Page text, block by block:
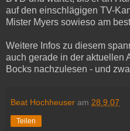
auf den einschlägigen TV-
Mister Myers sowieso am
Weitere Infos zu diesem
auch gerade in der aktuellen
Bocks nachzulesen - und
Beat Hochheuser am 28.9.07
Teilen